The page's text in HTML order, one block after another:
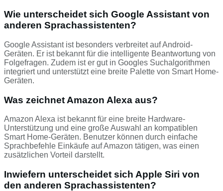
Wie unterscheidet sich Google Assistant von
anderen Sprachassistenten?
Google Assistant ist besonders verbreitet auf Android-
Geräten. Er ist bekannt für die intelligente Beantwortung von
Folgefragen. Zudem ist er gut in Googles Suchalgorithmen
integriert und unterstützt eine breite Palette von Smart Home-
Geräten.
Was zeichnet Amazon Alexa aus?
Amazon Alexa ist bekannt für eine breite Hardware-
Unterstützung und eine große Auswahl an kompatiblen
Smart Home-Geräten. Benutzer können durch einfache
Sprachbefehle Einkäufe auf Amazon tätigen, was einen
zusätzlichen Vorteil darstellt.
Inwiefern unterscheidet sich Apple Siri von
den anderen Sprachassistenten?